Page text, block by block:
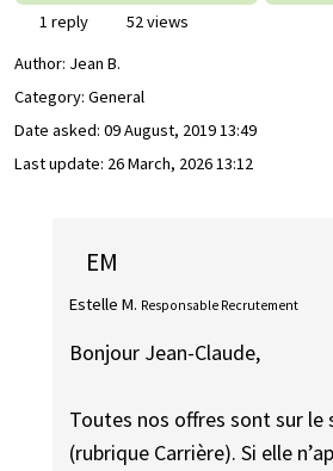
1 reply
52 views
Author: Jean B.
Category: General
Date asked: 09 August, 2019 13:49
Last update: 26 March, 2026 13:12
EM
Estelle M. Responsable Recrutement
Bonjour Jean-Claude,
Toutes nos offres sont sur le
(rubrique Carrière). Si elle